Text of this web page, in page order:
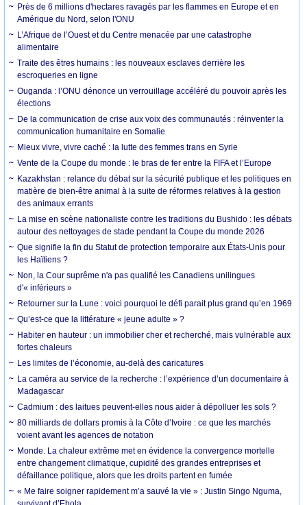
Près de 6 millions d'hectares ravagés par les flammes en Europe et en
Amérique du Nord, selon l'ONU
L’Afrique de l’Ouest et du Centre menacée par une catastrophe
alimentaire
Traite des êtres humains : les nouveaux esclaves derrière les
escroqueries en ligne
Ouganda : l’ONU dénonce un verrouillage accéléré du pouvoir après les
élections
De la communication de crise aux voix des communautés : réinventer la
communication humanitaire en Somalie
Mieux vivre, vivre caché : la lutte des femmes trans en Syrie
Vente de la Coupe du monde : le bras de fer entre la FIFA et l’Europe
Kazakhstan : relance du débat sur la sécurité publique et les politiques en
matière de bien-être animal à la suite de réformes relatives à la gestion
des animaux errants
La mise en scène nationaliste contre les traditions du Bushido : les débats
autour des nettoyages de stade pendant la Coupe du monde 2026
Que signifie la fin du Statut de protection temporaire aux États-Unis pour
les Haïtiens ?
Non, la Cour suprême n'a pas qualifié les Canadiens unilingues
d'« inférieurs »
Retourner sur la Lune : voici pourquoi le défi parait plus grand qu’en 1969
Qu’est-ce que la littérature « jeune adulte » ?
Habiter en hauteur : un immobilier cher et recherché, mais vulnérable aux
fortes chaleurs
Les limites de l’économie, au-delà des caricatures
La caméra au service de la recherche : l’expérience d’un documentaire à
Madagascar
Cadmium : des laitues peuvent-elles nous aider à dépolluer les sols ?
80 milliards de dollars promis à la Côte d’Ivoire : ce que les marchés
voient avant les agences de notation
Monde. La chaleur extrême met en évidence la convergence mortelle
entre changement climatique, cupidité des grandes entreprises et
défaillance politique, alors que les droits partent en fumée
« Me faire soigner rapidement m’a sauvé la vie » : Justin Singo Nguma,